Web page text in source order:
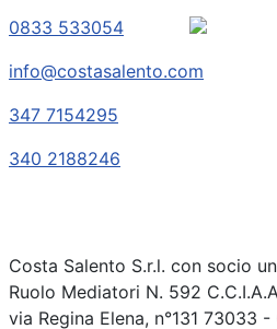
0833 533054
info@costasalento.com
347 7154295
340 2188246
Costa Salento S.r.l. con socio
Ruolo Mediatori N. 592
via Regina Elena, n°131 73033